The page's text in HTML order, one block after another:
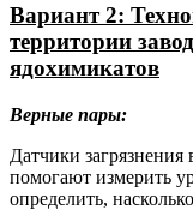
Вариант 2:
территории
ядохимикатов
Верные пары:
Датчики
помогают измерить
определить,